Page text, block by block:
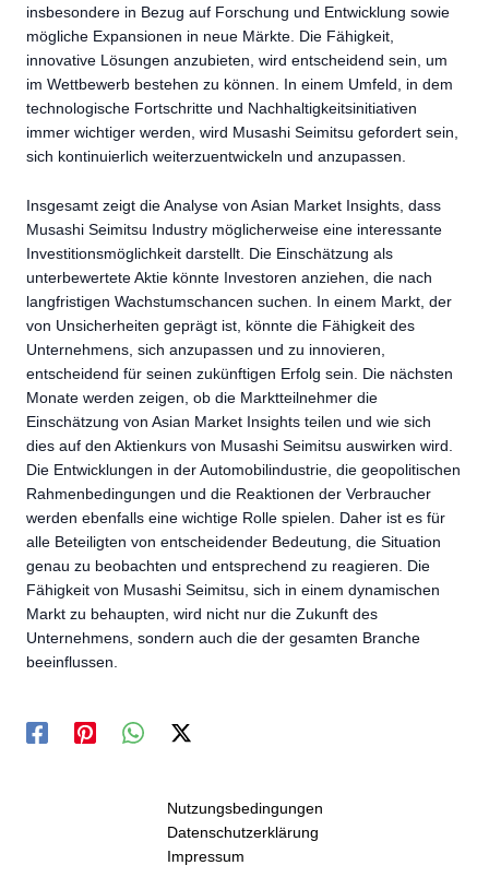
insbesondere in Bezug auf Forschung und Entwicklung sowie
mögliche Expansionen in neue Märkte. Die Fähigkeit,
innovative Lösungen anzubieten, wird entscheidend sein, um
im Wettbewerb bestehen zu können. In einem Umfeld, in dem
technologische Fortschritte und Nachhaltigkeitsinitiativen
immer wichtiger werden, wird Musashi Seimitsu gefordert sein,
sich kontinuierlich weiterzuentwickeln und anzupassen.
Insgesamt zeigt die Analyse von Asian Market Insights, dass
Musashi Seimitsu Industry möglicherweise eine interessante
Investitionsmöglichkeit darstellt. Die Einschätzung als
unterbewertete Aktie könnte Investoren anziehen, die nach
langfristigen Wachstumschancen suchen. In einem Markt, der
von Unsicherheiten geprägt ist, könnte die Fähigkeit des
Unternehmens, sich anzupassen und zu innovieren,
entscheidend für seinen zukünftigen Erfolg sein. Die nächsten
Monate werden zeigen, ob die Marktteilnehmer die
Einschätzung von Asian Market Insights teilen und wie sich
dies auf den Aktienkurs von Musashi Seimitsu auswirken wird.
Die Entwicklungen in der Automobilindustrie, die geopolitischen
Rahmenbedingungen und die Reaktionen der Verbraucher
werden ebenfalls eine wichtige Rolle spielen. Daher ist es für
alle Beteiligten von entscheidender Bedeutung, die Situation
genau zu beobachten und entsprechend zu reagieren. Die
Fähigkeit von Musashi Seimitsu, sich in einem dynamischen
Markt zu behaupten, wird nicht nur die Zukunft des
Unternehmens, sondern auch die der gesamten Branche
beeinflussen.
Nutzungsbedingungen
Datenschutzerklärung
Impressum